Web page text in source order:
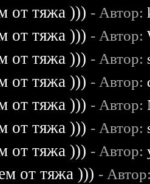
от тяжа ))) - Автор:
от тяжа ))) - Автор:
от тяжа ))) - Автор:
от тяжа ))) - Автор:
от тяжа ))) - Автор:
от тяжа ))) - Автор:
от тяжа ))) - Автор:
от тяжа ))) -